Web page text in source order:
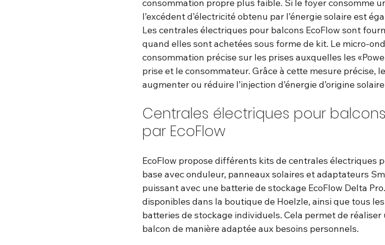
consommation propre plus faible. Si le foyer consomme
l’excédent d’électricité obtenu par l’énergie solaire est
Les centrales électriques pour balcons EcoFlow sont
quand elles sont achetées sous forme de kit. Le micro-
consommation précise sur les prises auxquelles les
prise et le consommateur. Grâce à cette mesure précise,
augmenter ou réduire l’injection d’énergie d’origine
Centrales électriques pour
par EcoFlow
EcoFlow propose différents kits de centrales électriques
base avec onduleur, panneaux solaires et adaptateurs
puissant avec une batterie de stockage EcoFlow Delta
disponibles dans la boutique de Hoelzle, ainsi que tous
batteries de stockage individuels. Cela permet de
balcon de manière adaptée aux besoins personnels.